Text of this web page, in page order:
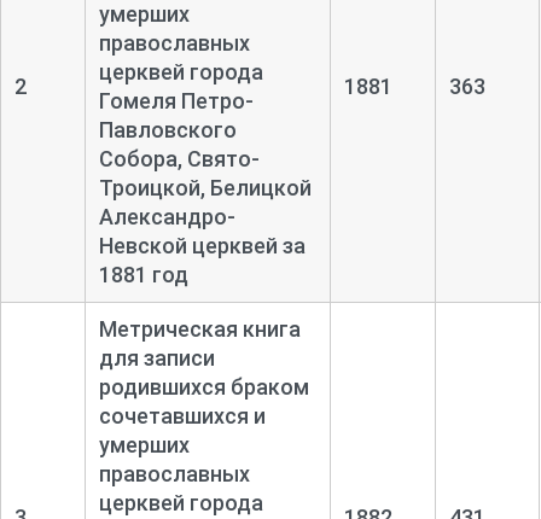
2
умерших
православных
церквей города
Гомеля Петро-
Павловского
Собора, Свято-
Троицкой, Белицкой
Александро-
Невской церквей за
1881 год
1881 363
Метрическая книга
для записи
родившихся браком
сочетавшихся и
умерших
православных
церквей города